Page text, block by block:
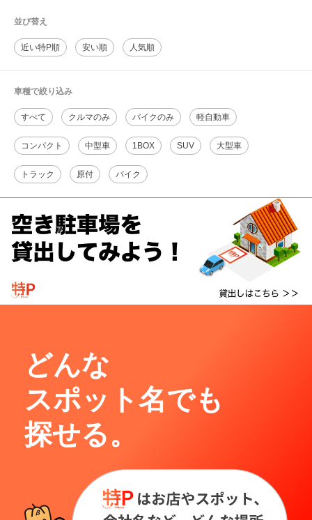
並び替え
近い特P順 安い順 人気順
車種で絞り込み
すべて クルマのみ バイクのみ 軽自動車
コンパクト 中型車 1BOX SUV 大型車
トラック 原付 バイク
どんな
スポット名でも
探せる。